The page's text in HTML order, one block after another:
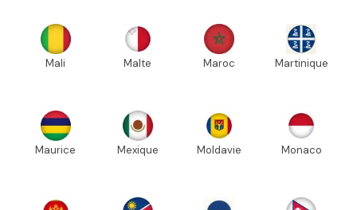
Mali Malte Maroc Martinique
Maurice Mexique Moldavie Monaco